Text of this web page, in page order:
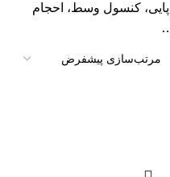
کنسول وسط، احجام